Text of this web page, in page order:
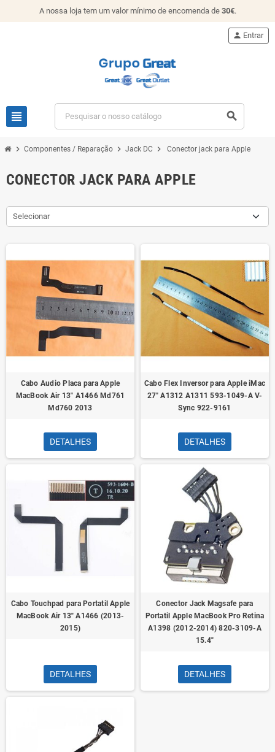
A nossa loja tem um valor mínimo de encomenda de 30€.
view_headline search
person Entrar
chevron_right Componentes / Reparação chevron_right Jack DC chevron_right Conector jack para Apple
CONECTOR JACK PARA APPLE
Selecionar
Cabo Audio Placa para Apple
MacBook Air 13" A1466 Md761
Md760 2013
DETALHES
Cabo Flex Inversor para Apple iMac
27" A1312 A1311 593-1049-A V-
Sync 922-9161
DETALHES
Cabo Touchpad para Portatil Apple
MacBook Air 13" A1466 (2013-
2015)
DETALHES
Conector Jack Magsafe para
Portatil Apple MacBook Pro Retina
A1398 (2012-2014) 820-3109-A
15.4"
DETALHES